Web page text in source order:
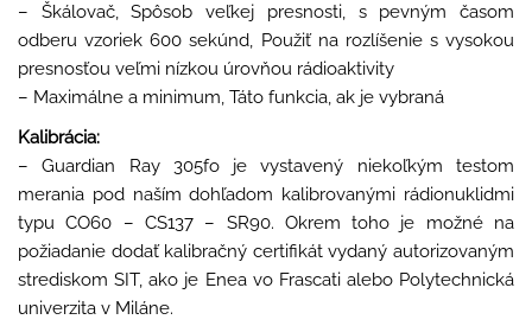
– Škálovač, Spôsob veľkej presnosti, s pevným časom
odberu vzoriek 600 sekúnd, Použiť na rozlíšenie s vysokou
presnosťou veľmi nízkou úrovňou rádioaktivity
– Maximálne a minimum, Táto funkcia, ak je vybraná
Kalibrácia:
– Guardian Ray 305fo je vystavený niekoľkým testom
merania pod naším dohľadom kalibrovanými rádionuklidmi
typu CO60 – CS137 – SR90. Okrem toho je možné na
požiadanie dodať kalibračný certifikát vydaný autorizovaným
strediskom SIT, ako je Enea vo Frascati alebo Polytechnická
univerzita v Miláne.